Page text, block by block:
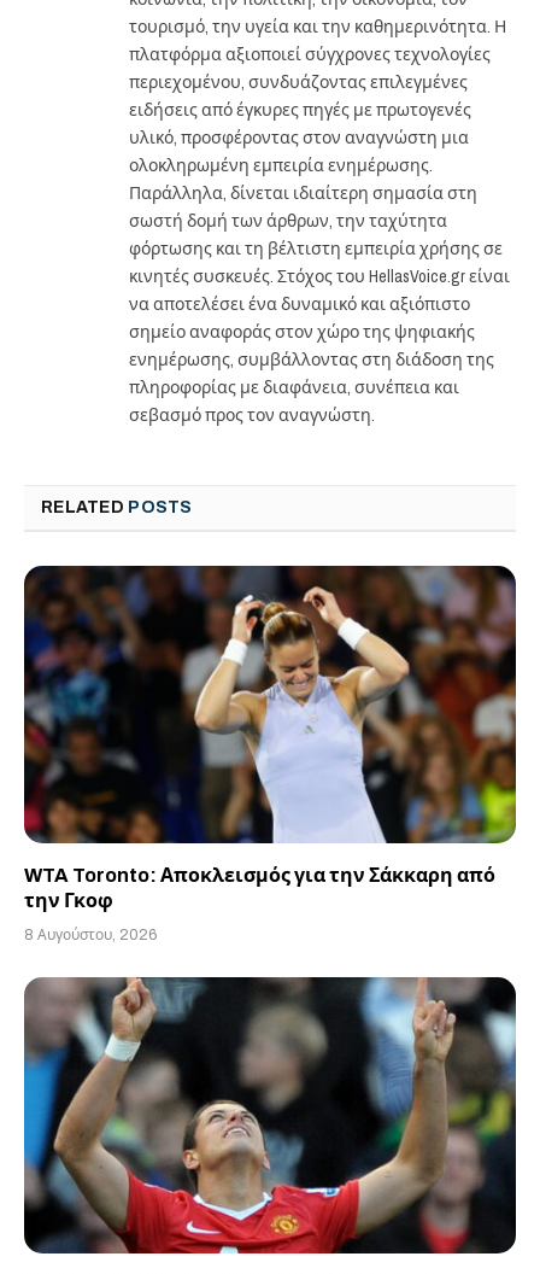
τουρισμό, την υγεία και την καθημερινότητα. Η
πλατφόρμα αξιοποιεί σύγχρονες τεχνολογίες
περιεχομένου, συνδυάζοντας επιλεγμένες
ειδήσεις από έγκυρες πηγές με πρωτογενές
υλικό, προσφέροντας στον αναγνώστη μια
ολοκληρωμένη εμπειρία ενημέρωσης.
Παράλληλα, δίνεται ιδιαίτερη σημασία στη
σωστή δομή των άρθρων, την ταχύτητα
φόρτωσης και τη βέλτιστη εμπειρία χρήσης σε
κινητές συσκευές. Στόχος του HellasVoice.gr είναι
να αποτελέσει ένα δυναμικό και αξιόπιστο
σημείο αναφοράς στον χώρο της ψηφιακής
ενημέρωσης, συμβάλλοντας στη διάδοση της
πληροφορίας με διαφάνεια, συνέπεια και
σεβασμό προς τον αναγνώστη.
RELATED POSTS
WTA Toronto: Αποκλεισμός για την Σάκκαρη από
την Γκοφ
8 Αυγούστου, 2026